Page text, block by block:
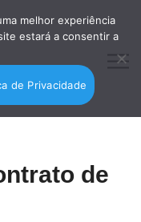
de
melhor experiência
estará a consentir a
de Privacidade